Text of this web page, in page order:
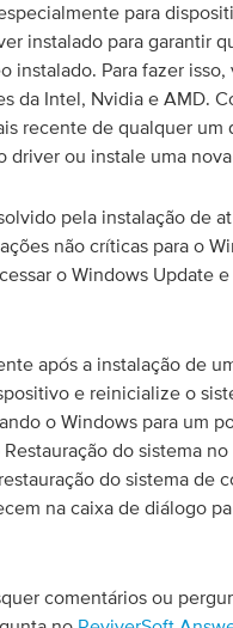
para
instalado para garantir
instalado. Para fazer
da Intel, Nvidia e AMD.
recente de qualquer um
driver ou instale uma
pela instalação de
não críticas para o
o Windows Update
após a instalação de
e reinicialize o
o Windows para um
do sistema
do sistema de
na caixa de diálogo
comentários ou